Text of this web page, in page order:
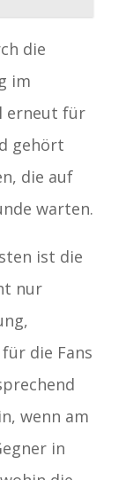
die
im
erneut für
gehört
die auf
warten.
ist die
nur
die Fans
wenn am
in